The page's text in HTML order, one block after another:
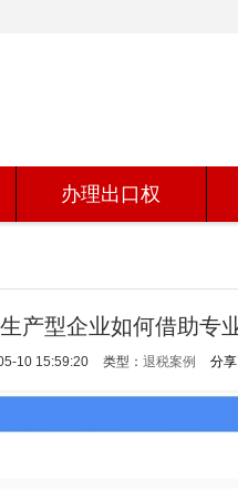
办理出口权
产型企业如何借助专
10 15:59:20 类型： 退税案例 分享